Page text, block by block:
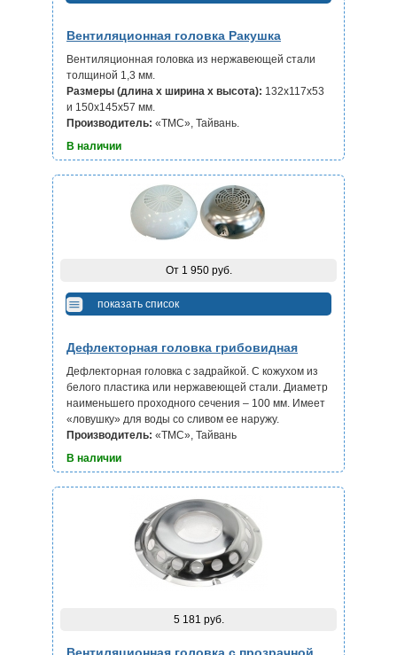
Вентиляционная головка Ракушка
Вентиляционная головка из нержавеющей стали
толщиной 1,3 мм.
Размеры (длина х ширина х высота): 132х117х53
и 150х145х57 мм.
Производитель: «ТМС», Тайвань.
В наличии
Дефлекторная головка грибовидная
Дефлекторная головка с задрайкой. С кожухом из
белого пластика или нержавеющей стали. Диаметр
наименьшего проходного сечения – 100 мм. Имеет
«ловушку» для воды со сливом ее наружу.
Производитель: «ТМС», Тайвань
В наличии
От 1 950 руб.
показать список
5 181 руб.